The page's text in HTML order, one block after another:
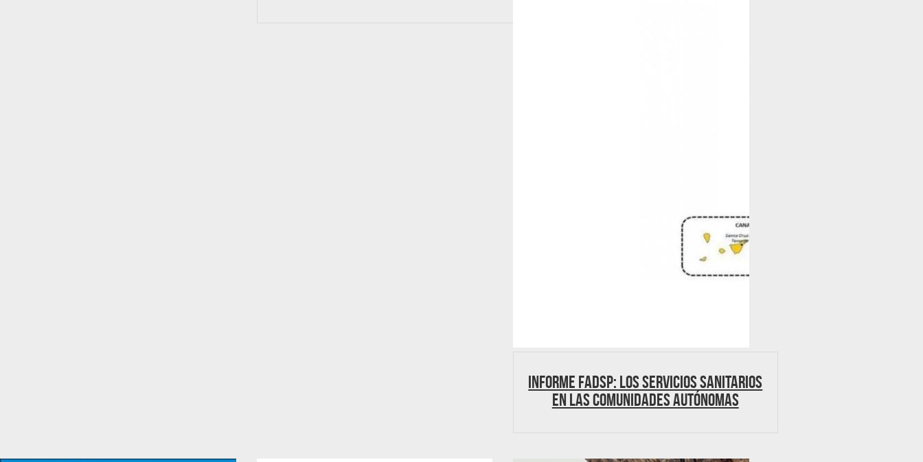
Informe FADSP: Los Servicios Sanitarios
en las Comunidades Autónomas